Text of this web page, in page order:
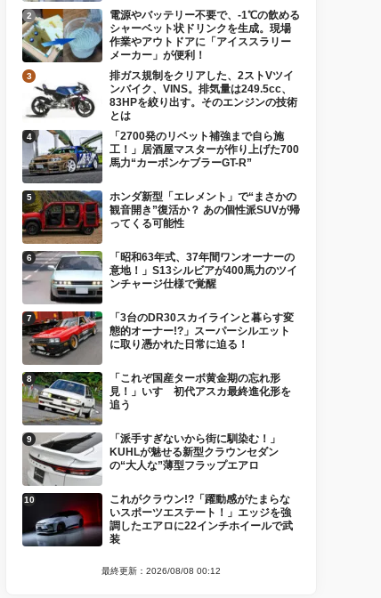
電源やバッテリー不要で、-1℃の飲める
シャーベット状ドリンクを生成。現場
作業やアウトドアに「アイススラリー
メーカー」が便利！
排ガス規制をクリアした、2ストVツイ
ンバイク、VINS。排気量は249.5cc、
83HPを絞り出す。そのエンジンの技術
とは
「2700発のリベット補強まで自ら施
工！」居酒屋マスターが作り上げた700
馬力“カーボンケブラーGT-R”
ホンダ新型「エレメント」で“まさかの
観音開き”復活か？ あの個性派SUVが帰
ってくる可能性
「昭和63年式、37年間ワンオーナーの
意地！」S13シルビアが400馬力のツイ
ンチャージ仕様で覚醒
「3台のDR30スカイラインと暮らす変
態的オーナー!?」スーパーシルエット
に取り憑かれた日常に迫る！
「これぞ国産ターボ黄金期の忘れ形
見！」いすゞ初代アスカ最終進化形を
追う
「派手すぎないから街に馴染む！」
KUHLが魅せる新型クラウンセダン
の“大人な”薄型フラップエアロ
これがクラウン!?「躍動感がたまらな
いスポーツエステート！」エッジを強
調したエアロに22インチホイールで武
装
最終更新：2026/08/08 00:12